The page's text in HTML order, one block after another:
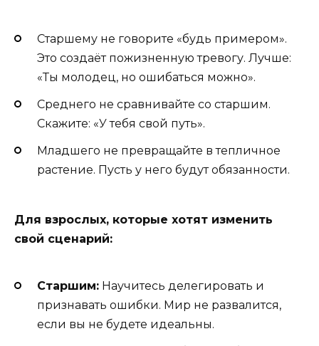
Старшему не говорите «будь примером».
Это создаёт пожизненную тревогу. Лучше:
«Ты молодец, но ошибаться можно».
Среднего не сравнивайте со старшим.
Скажите: «У тебя свой путь».
Младшего не превращайте в тепличное
растение. Пусть у него будут обязанности.
Для взрослых, которые хотят изменить
свой сценарий:
Старшим: Научитесь делегировать и
признавать ошибки. Мир не развалится,
если вы не будете идеальны.